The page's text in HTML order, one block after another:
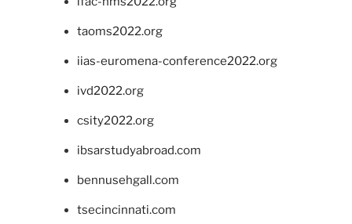
taoms2022.org
iias-euromena-conference2022.org
ivd2022.org
csity2022.org
ibsarstudyabroad.com
bennusehgall.com
tsecincinnati.com